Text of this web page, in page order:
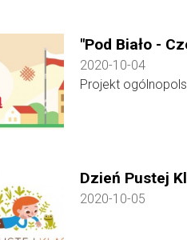
"Pod Biało -
2020-10-04
Projekt
Dzień Pustej
2020-10-05